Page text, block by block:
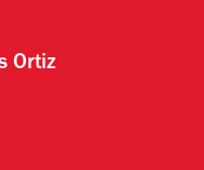
Ortiz